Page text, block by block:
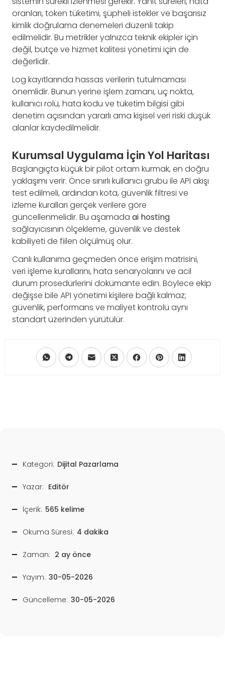
oranları, token tüketimi, şüpheli istekler ve başarısız
kimlik doğrulama denemeleri düzenli takip
edilmelidir. Bu metrikler yalnızca teknik ekipler için
değil, bütçe ve hizmet kalitesi yönetimi için de
değerlidir.
Log kayıtlarında hassas verilerin tutulmaması
önemlidir. Bunun yerine işlem zamanı, uç nokta,
kullanıcı rolü, hata kodu ve tüketim bilgisi gibi
denetim açısından yararlı ama kişisel veri riski düşük
alanlar kaydedilmelidir.
Kurumsal Uygulama İçin Yol Haritası
Başlangıçta küçük bir pilot ortam kurmak, en doğru
yaklaşımı verir. Önce sınırlı kullanıcı grubu ile API akışı
test edilmeli, ardından kota, güvenlik filtresi ve
izleme kuralları gerçek verilere göre
güncellenmelidir. Bu aşamada ai hosting
sağlayıcısının ölçekleme, güvenlik ve destek
kabiliyeti de fiilen ölçülmüş olur.
Canlı kullanıma geçmeden önce erişim matrisini,
veri işleme kurallarını, hata senaryolarını ve acil
durum prosedürlerini dokümante edin. Böylece ekip
değişse bile API yönetimi kişilere bağlı kalmaz;
güvenlik, performans ve maliyet kontrolü aynı
standart üzerinden yürütülür.
Kategori: Dijital Pazarlama
Yazar: Editör
İçerik: 565 kelime
Okuma Süresi: 4 dakika
Zaman: 2 ay önce
Yayım: 30-05-2026
Güncelleme: 30-05-2026